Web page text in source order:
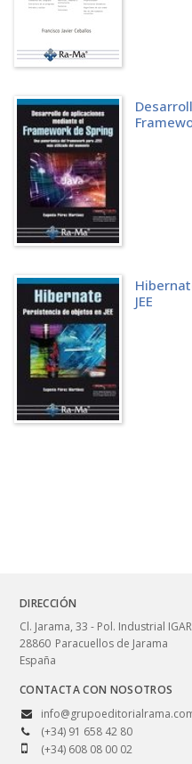
JEE
DIRECCIÓN
Cl. Jarama, 33 - Pol. Industrial
28860 Paracuellos de Jarama
España
CONTACTA CON NOSOTROS
(+34) 91 658 42 80
(+34) 608 08 00 02